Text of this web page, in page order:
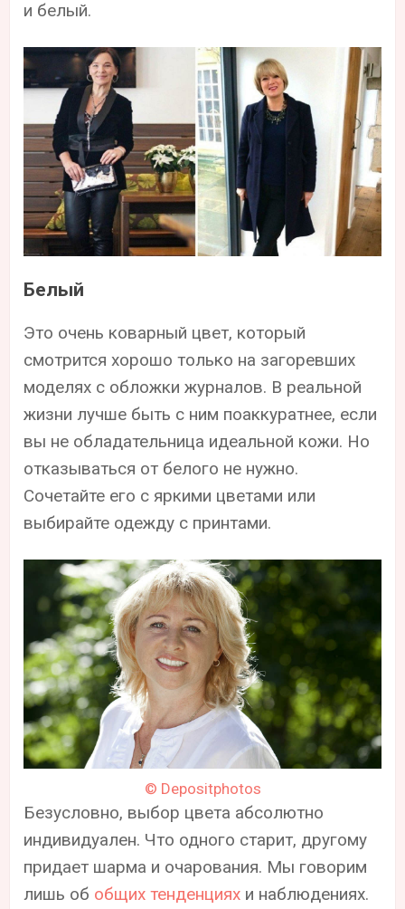
и белый.
Белый
Это очень коварный цвет, который
смотрится хорошо только на загоревших
моделях с обложки журналов. В реальной
жизни лучше быть с ним поаккуратнее, если
вы не обладательница идеальной кожи. Но
отказываться от белого не нужно.
Сочетайте его с яркими цветами или
выбирайте одежду с принтами.
© Depositphotos
Безусловно, выбор цвета абсолютно
индивидуален. Что одного старит, другому
придает шарма и очарования. Мы говорим
лишь об общих тенденциях и наблюдениях.